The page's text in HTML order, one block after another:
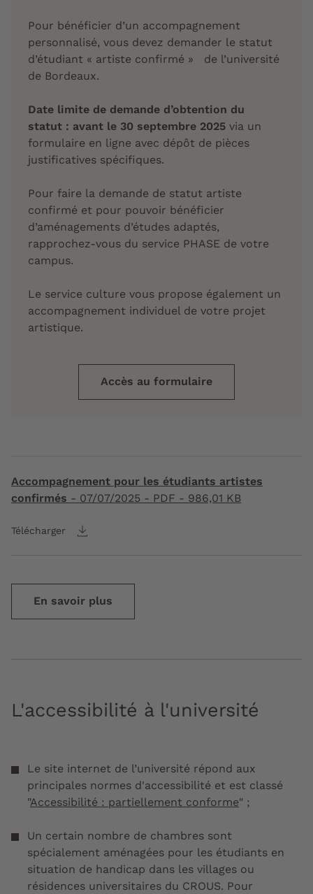
Pour bénéficier d’un accompagnement
personnalisé, vous devez demander le statut
d’étudiant « artiste confirmé » de l’université
de Bordeaux.
Date limite de demande d’obtention du
statut : avant le 30 septembre 2025 via un
formulaire en ligne avec dépôt de pièces
justificatives spécifiques.
Pour faire la demande de statut artiste
confirmé et pour pouvoir bénéficier
d’aménagements d’études adaptés,
rapprochez-vous du service PHASE de votre
campus.
Le service culture vous propose également un
accompagnement individuel de votre projet
artistique.
Accès au formulaire
Accompagnement pour les étudiants artistes
confirmés - 07/07/2025 - PDF - 986,01 KB
Télécharger
En savoir plus
L'accessibilité à l'université
Le site internet de l’université répond aux
principales normes d'accessibilité et est classé
"Accessibilité : partiellement conforme" ;
Un certain nombre de chambres sont
spécialement aménagées pour les étudiants en
situation de handicap dans les villages ou
résidences universitaires du CROUS. Pour